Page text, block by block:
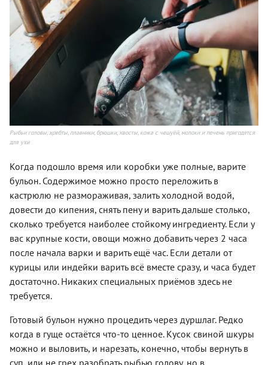
Рыбьи головы, хребты, плавники, брюшки, хвосты, кожа с чешуёй, молоки и печень пригодятся
для ухи
Когда подошло время или коробки уже полные, варите
бульон. Содержимое можно просто переложить в
кастрюлю не размораживая, залить холодной водой,
довести до кипения, снять пену и варить дальше столько,
сколько требуется наиболее стойкому ингредиенту. Если у
вас крупные кости, овощи можно добавить через 2 часа
после начала варки и варить ещё час. Если детали от
курицы или индейки варить всё вместе сразу, и часа будет
достаточно. Никаких специальных приёмов здесь не
требуется.
Готовый бульон нужно процедить через дуршлаг. Редко
когда в гуще остаётся что-то ценное. Кусок свиной шкуры
можно и выловить, и нарезать, конечно, чтобы вернуть в